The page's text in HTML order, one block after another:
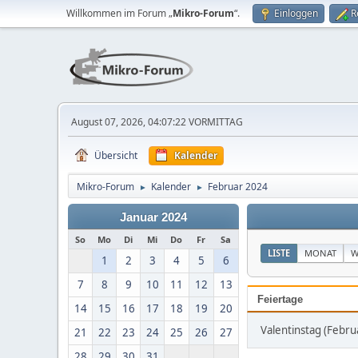
Willkommen im Forum „Mikro-Forum“. Einloggen
August 07, 2026, 04:07:22 VORMITTAG
Übersicht Kalender
Mikro-Forum ► Kalender ► Februar 2024
Januar 2024
So Mo Di Mi Do Fr Sa
1 2 3 4 5
6
7
8 9 10 11 12
13
14
15 16 17 18 19
20
21
22 23 24 25 26
27
LISTE MONAT
Feiertage
Valentinstag